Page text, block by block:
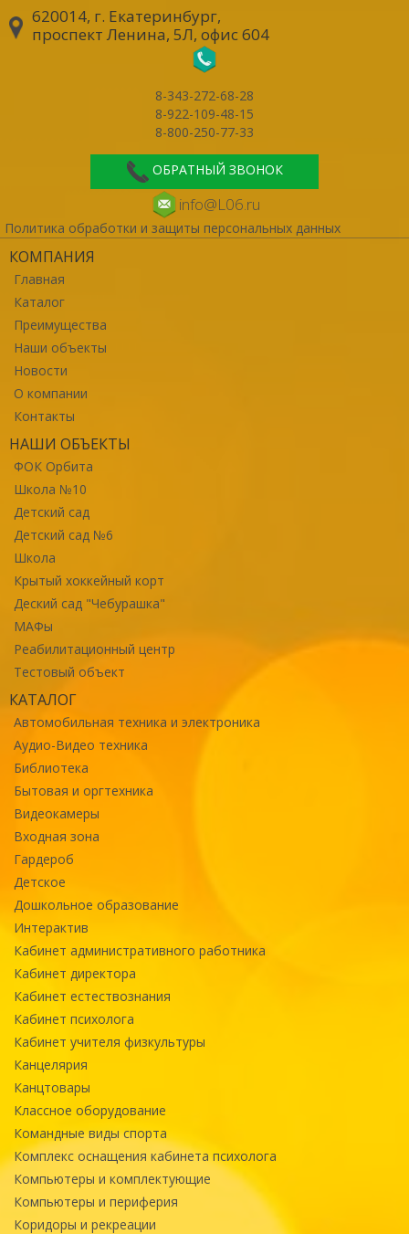
620014, г. Екатеринбург,
проспект Ленина, 5Л, офис 604
8-343-272-68-28
8-922-109-48-15
8-800-250-77-33
ОБРАТНЫЙ ЗВОНОК
info@L06.ru
Политика обработки и защиты персональных данных
КОМПАНИЯ
Главная
Каталог
Преимущества
Наши объекты
Новости
О компании
Контакты
НАШИ ОБЪЕКТЫ
ФОК Орбита
Школа №10
Детский сад
Детский сад №6
Школа
Крытый хоккейный корт
Деский сад "Чебурашка"
МАФы
Реабилитационный центр
Тестовый объект
КАТАЛОГ
Автомобильная техника и электроника
Аудио-Видео техника
Библиотека
Бытовая и оргтехника
Видеокамеры
Входная зона
Гардероб
Детское
Дошкольное образование
Интерактив
Кабинет административного работника
Кабинет директора
Кабинет естествознания
Кабинет психолога
Кабинет учителя физкультуры
Канцелярия
Канцтовары
Классное оборудование
Командные виды спорта
Комплекс оснащения кабинета психолога
Компьютеры и комплектующие
Компьютеры и периферия
Коридоры и рекреации